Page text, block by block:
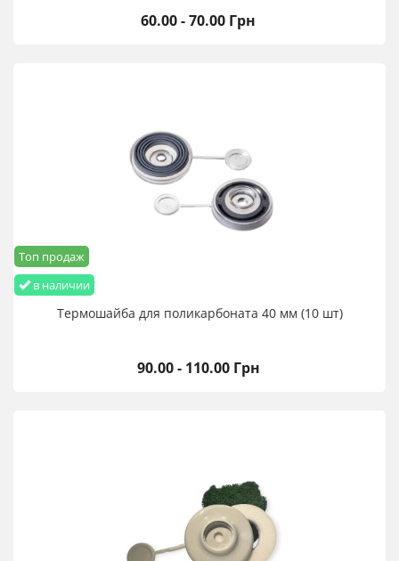
60.00 - 70.00 Грн
в наличии
Топ продаж
Термошайба для поликарбоната 40 мм (10 шт)
90.00 - 110.00 Грн